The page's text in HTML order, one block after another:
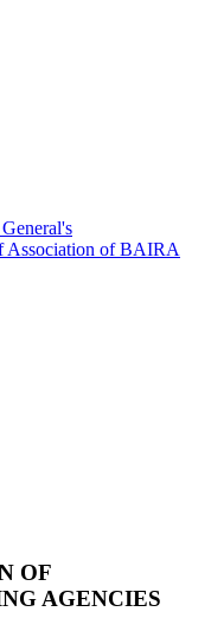
Association of BAIRA
OF
AGENCIES